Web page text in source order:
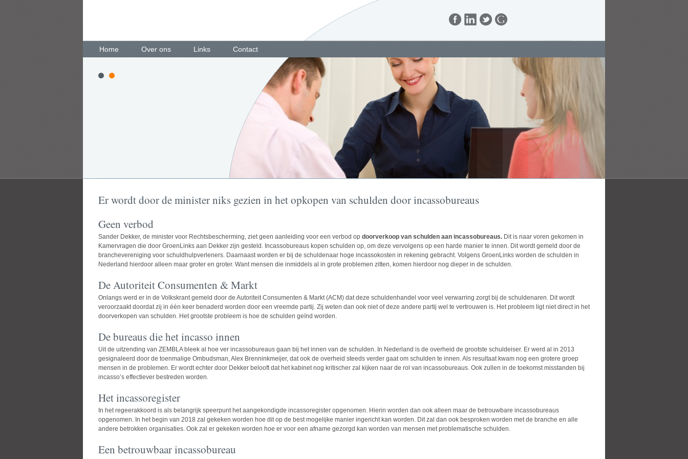
Home Over ons Links Contact
Er wordt door de minister niks gezien in het opkopen van schulden door incassobureaus
Geen verbod
Sander Dekker, de minister voor Rechtsbescherming, ziet geen aanleiding voor een verbod op doorverkoop van schulden aan incassobureaus. Dit is naar voren gekomen in
Kamervragen die door GroenLinks aan Dekker zijn gesteld. Incassobureaus kopen schulden op, om deze vervolgens op een harde manier te innen. Dit wordt gemeld door de
branchevereniging voor schuldhulpverleners. Daarnaast worden er bij de schuldenaar hoge incassokosten in rekening gebracht. Volgens GroenLinks worden de schulden in
Nederland hierdoor alleen maar groter en groter. Want mensen die inmiddels al in grote problemen zitten, komen hierdoor nog dieper in de schulden.
De Autoriteit Consumenten & Markt
Onlangs werd er in de Volkskrant gemeld door de Autoriteit Consumenten & Markt (ACM) dat deze schuldenhandel voor veel verwarring zorgt bij de schuldenaren. Dit wordt
veroorzaakt doordat zij in één keer benaderd worden door een vreemde partij. Zij weten dan ook niet of deze andere partij wel te vertrouwen is. Het probleem ligt niet direct in het
doorverkopen van schulden. Het grootste probleem is hoe de schulden geïnd worden.
De bureaus die het incasso innen
Uit de uitzending van ZEMBLA bleek al hoe ver incassobureaus gaan bij het innen van de schulden. In Nederland is de overheid de grootste schuldeiser. Er werd al in 2013
gesignaleerd door de toenmalige Ombudsman, Alex Brenninkmeijer, dat ook de overheid steeds verder gaat om schulden te innen. Als resultaat kwam nog een grotere groep
mensen in de problemen. Er wordt echter door Dekker belooft dat het kabinet nog kritischer zal kijken naar de rol van incassobureaus. Ook zullen in de toekomst misstanden bij
incasso’s effectiever bestreden worden.
Het incassoregister
In het regeerakkoord is als belangrijk speerpunt het aangekondigde incassoregister opgenomen. Hierin worden dan ook alleen maar de betrouwbare incassobureaus
opgenomen. In het begin van 2018 zal gekeken worden hoe dit op de best mogelijke manier ingericht kan worden. Dit zal dan ook besproken worden met de branche en alle
andere betrokken organisaties. Ook zal er gekeken worden hoe er voor een afname gezorgd kan worden van mensen met problematische schulden.
Een betrouwbaar incassobureau